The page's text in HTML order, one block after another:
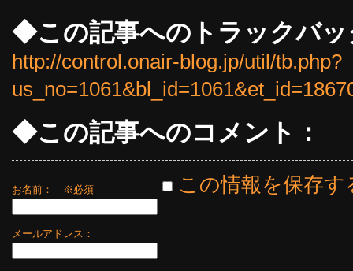
◆この記事へのトラックバッ
http://control.onair-blog.jp/util/tb.php?
◆この記事へのコメント：
お名前： ※必須
メールアドレス：
この情報を保存す